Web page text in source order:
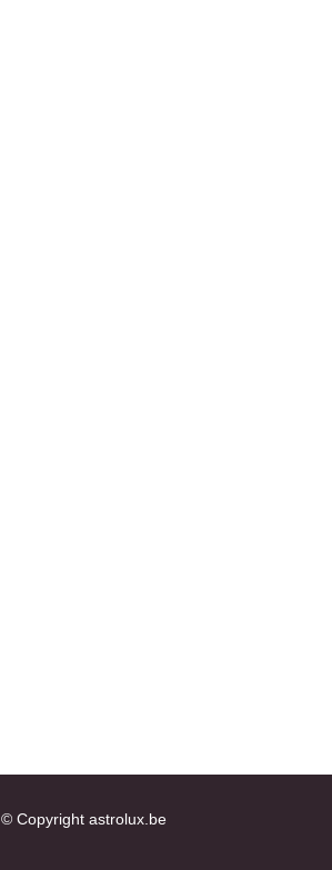
© Copyright astrolux.be